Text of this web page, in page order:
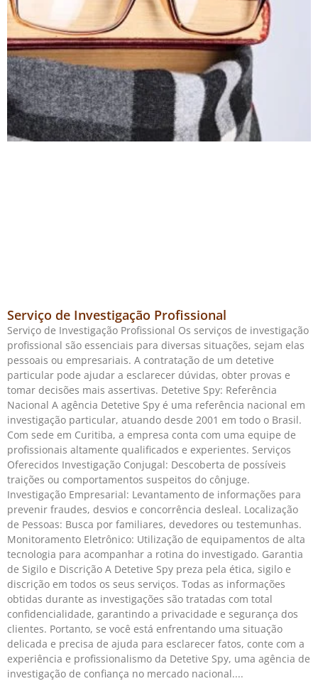
Serviço de Investigação Profissional
Serviço de Investigação Profissional Os serviços de investigação
profissional são essenciais para diversas situações, sejam elas
pessoais ou empresariais. A contratação de um detetive
particular pode ajudar a esclarecer dúvidas, obter provas e
tomar decisões mais assertivas. Detetive Spy: Referência
Nacional A agência Detetive Spy é uma referência nacional em
investigação particular, atuando desde 2001 em todo o Brasil.
Com sede em Curitiba, a empresa conta com uma equipe de
profissionais altamente qualificados e experientes. Serviços
Oferecidos Investigação Conjugal: Descoberta de possíveis
traições ou comportamentos suspeitos do cônjuge.
Investigação Empresarial: Levantamento de informações para
prevenir fraudes, desvios e concorrência desleal. Localização
de Pessoas: Busca por familiares, devedores ou testemunhas.
Monitoramento Eletrônico: Utilização de equipamentos de alta
tecnologia para acompanhar a rotina do investigado. Garantia
de Sigilo e Discrição A Detetive Spy preza pela ética, sigilo e
discrição em todos os seus serviços. Todas as informações
obtidas durante as investigações são tratadas com total
confidencialidade, garantindo a privacidade e segurança dos
clientes. Portanto, se você está enfrentando uma situação
delicada e precisa de ajuda para esclarecer fatos, conte com a
experiência e profissionalismo da Detetive Spy, uma agência de
investigação de confiança no mercado nacional.